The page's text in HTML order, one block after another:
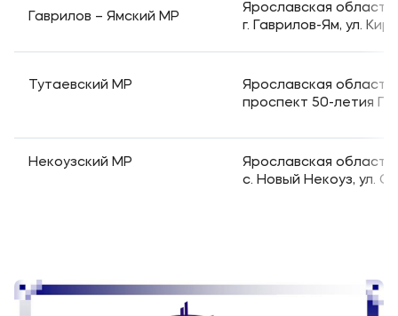
Мы в соцсетях
Гаврилов – Ямский МР
Ярославская область,
г. Гаврилов-Ям, ул.
Тутаевский МР
Ярославская область,
проспект 50-летия
Некоузский МР
Ярославская
с. Новый Некоуз, ул.